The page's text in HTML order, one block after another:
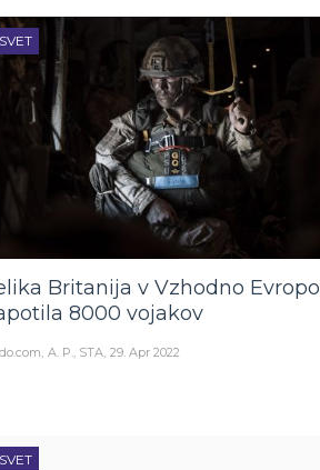
SVET
Britanija v Vzhodno Evropo
8000 vojakov
A. P., STA 29. Apr 2022
SVET